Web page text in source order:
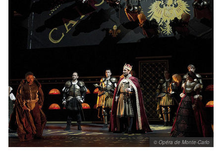
© Opéra de Monte-Carlo